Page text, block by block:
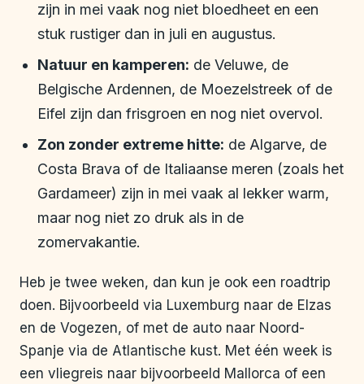
zijn in mei vaak nog niet bloedheet en een
stuk rustiger dan in juli en augustus.
Natuur en kamperen: de Veluwe, de
Belgische Ardennen, de Moezelstreek of de
Eifel zijn dan frisgroen en nog niet overvol.
Zon zonder extreme hitte: de Algarve, de
Costa Brava of de Italiaanse meren (zoals het
Gardameer) zijn in mei vaak al lekker warm,
maar nog niet zo druk als in de
zomervakantie.
Heb je twee weken, dan kun je ook een roadtrip
doen. Bijvoorbeeld via Luxemburg naar de Elzas
en de Vogezen, of met de auto naar Noord-
Spanje via de Atlantische kust. Met één week is
een vliegreis naar bijvoorbeeld Mallorca of een